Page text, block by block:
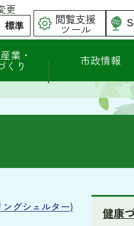
更
標準
景
色
を
戻
閲覧支援
ツール
業・
くり 市政情報
グシェルター)
健康